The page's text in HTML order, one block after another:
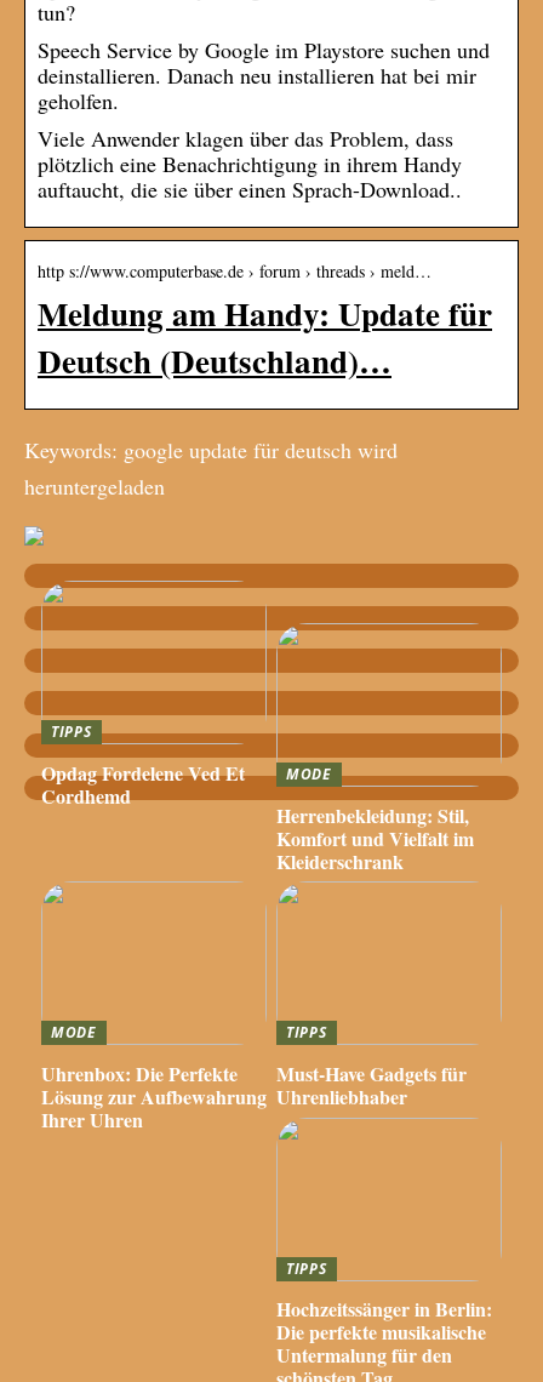
tun?
Speech Service by Google im Playstore suchen und
deinstallieren. Danach neu installieren hat bei mir
geholfen.
Viele Anwender klagen über das Problem, dass
plötzlich eine Benachrichtigung in ihrem Handy
auftaucht, die sie über einen Sprach-Download..
http s://www.computerbase.de › forum › threads › meld…
Meldung am Handy: Update für
Deutsch (Deutschland)…
Keywords: google update für deutsch wird
heruntergeladen
TIPPS
Opdag Fordelene Ved Et
Cordhemd
MODE
Herrenbekleidung: Stil,
Komfort und Vielfalt im
Kleiderschrank
MODE
Uhrenbox: Die Perfekte
Lösung zur Aufbewahrung
Ihrer Uhren
TIPPS
Must-Have Gadgets für
Uhrenliebhaber
TIPPS
Hochzeitssänger in Berlin:
Die perfekte musikalische
Untermalung für den